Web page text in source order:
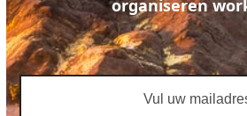
organiseren
Vul
uw